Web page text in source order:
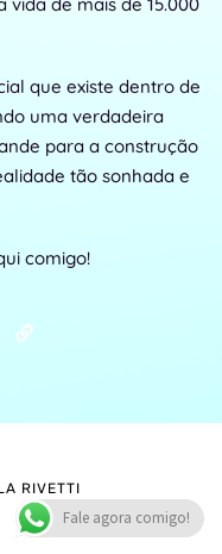
de mais de 15.000
que existe dentro de
uma verdadeira
para a construção
tão sonhada e
comigo!
RIVETTI
Fale agora comigo!